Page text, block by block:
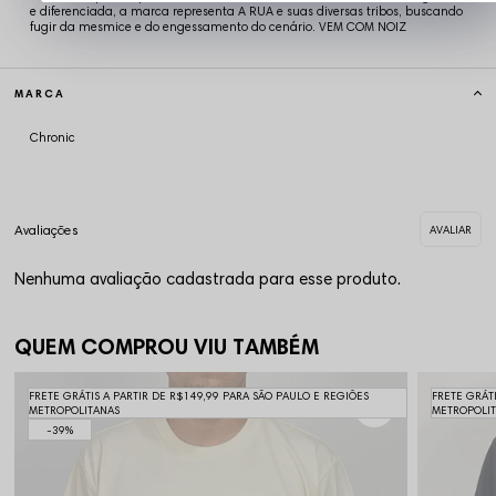
e diferenciada, a marca representa A RUA e suas diversas tribos, buscando
fugir da mesmice e do engessamento do cenário. VEM COM NOIZ
MARCA
Chronic
Nenhuma avaliação cadastrada para esse produto.
QUEM COMPROU VIU TAMBÉM
39%
FRETE GRÁTIS A PARTIR DE R$149,99 PARA SÃO PAULO E REGIÕES
METROPOLITANAS
FRETE